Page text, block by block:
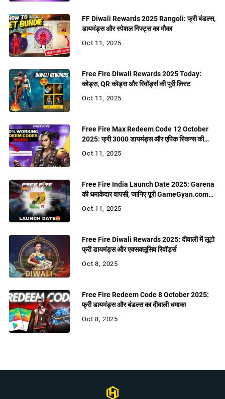
FF Diwali Rewards 2025 Rangoli: फ्री बंडल्स,
डायमंड्स और स्पेशल गिफ्ट्स का मौका
Oct 11, 2025
Free Fire Diwali Rewards 2025 Today:
कोड्स, QR कोड्स और रिवॉर्ड्स की पूरी लिस्ट
Oct 11, 2025
Free Fire Max Redeem Code 12 October
2025: फ्री 3000 डायमंड्स और एपिक स्किन्स की
बरसात
Oct 11, 2025
Free Fire India Launch Date 2025: Garena
की धमाकेदार वापसी, जानिए पूरी GameGyan.com
रिपोर्ट
Oct 11, 2025
Free Fire Diwali Rewards 2025: दीवाली में लूटो
फ्री डायमंड्स और एक्सक्लूसिव रिवॉर्ड्स
Oct 8, 2025
Free Fire Redeem Code 8 October 2025:
फ्री डायमंड्स और बंडल्स का दीवाली धमाका
Oct 8, 2025